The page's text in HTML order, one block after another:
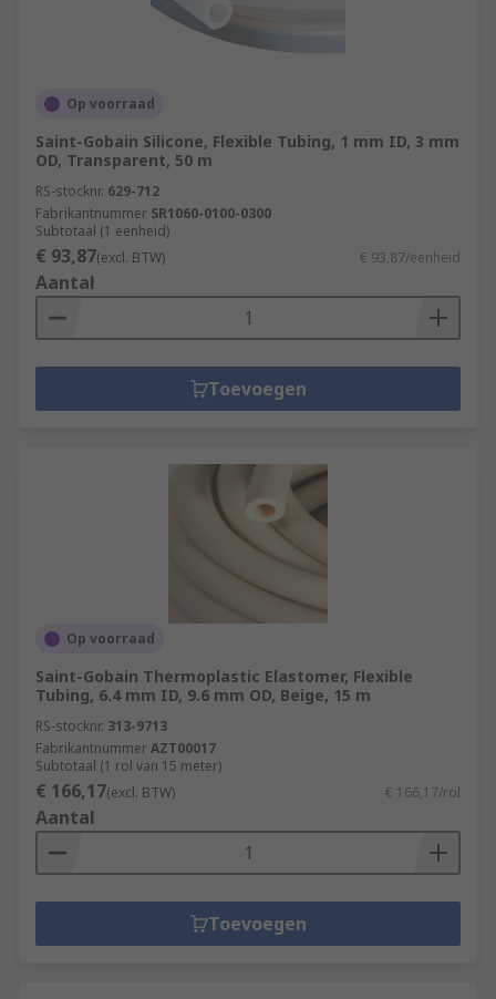
Op voorraad
Saint-Gobain Silicone, Flexible Tubing, 1 mm ID, 3 mm
OD, Transparent, 50 m
RS-stocknr. 629-712
Fabrikantnummer SR1060-0100-0300
Subtotaal (1 eenheid)
€ 93,87(excl. BTW) € 93,87/eenheid
Aantal
Toevoegen
Op voorraad
Saint-Gobain Thermoplastic Elastomer, Flexible
Tubing, 6.4 mm ID, 9.6 mm OD, Beige, 15 m
RS-stocknr. 313-9713
FabrikantnummerAZT00017
Subtotaal (1 rol van 15 meter)
€ 166,17(excl. BTW) € 166,17/rol
Aantal
Toevoegen